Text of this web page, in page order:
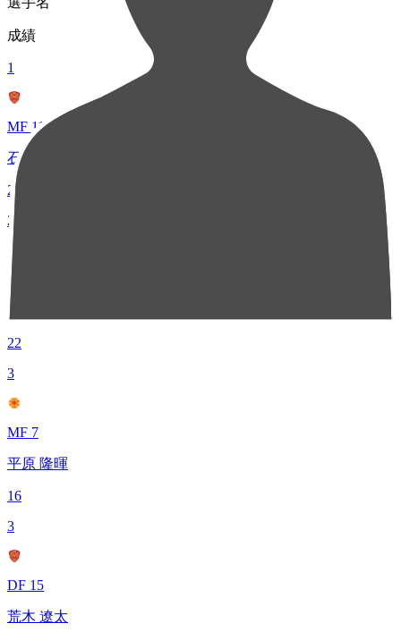
成績
1
MF 11
石浦 大雅
24
2
MF 16
井堀 二昭
22
3
MF 7
平原 隆暉
16
3
DF 15
荒木 遼太